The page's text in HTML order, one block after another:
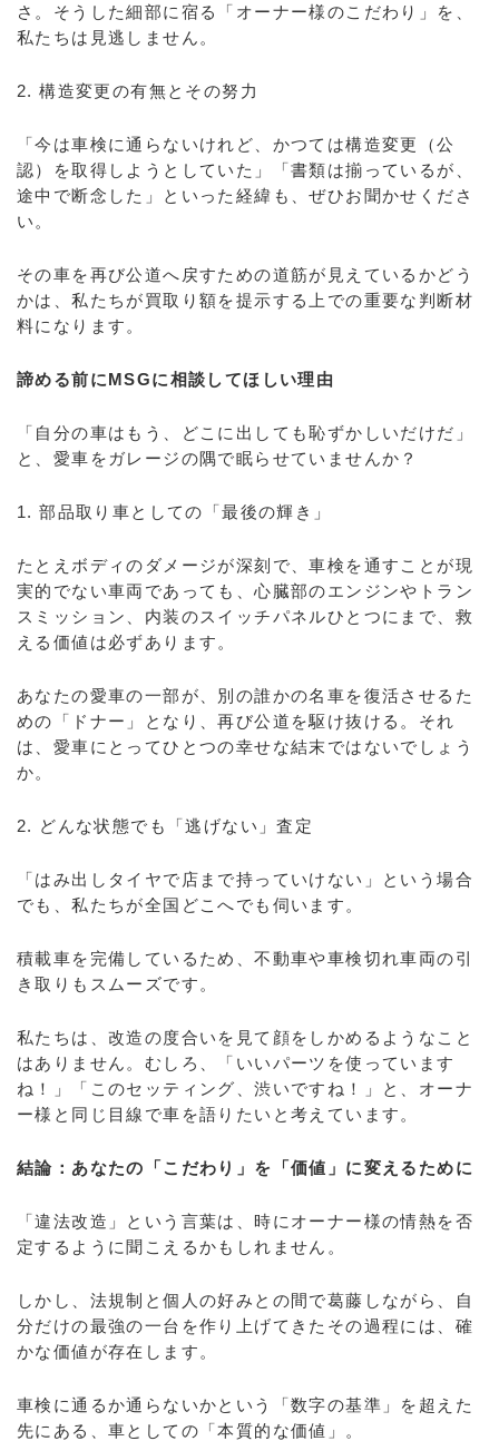
さ。そうした細部に宿る「オーナー様のこだわり」を、
私たちは見逃しません。
2. 構造変更の有無とその努力
「今は車検に通らないけれど、かつては構造変更（公
認）を取得しようとしていた」「書類は揃っているが、
途中で断念した」といった経緯も、ぜひお聞かせくださ
い。
その車を再び公道へ戻すための道筋が見えているかどう
かは、私たちが買取り額を提示する上での重要な判断材
料になります。
諦める前にMSGに相談してほしい理由
「自分の車はもう、どこに出しても恥ずかしいだけだ」
と、愛車をガレージの隅で眠らせていませんか？
1. 部品取り車としての「最後の輝き」
たとえボディのダメージが深刻で、車検を通すことが現
実的でない車両であっても、心臓部のエンジンやトラン
スミッション、内装のスイッチパネルひとつにまで、救
える価値は必ずあります。
あなたの愛車の一部が、別の誰かの名車を復活させるた
めの「ドナー」となり、再び公道を駆け抜ける。それ
は、愛車にとってひとつの幸せな結末ではないでしょう
か。
2. どんな状態でも「逃げない」査定
「はみ出しタイヤで店まで持っていけない」という場合
でも、私たちが全国どこへでも伺います。
積載車を完備しているため、不動車や車検切れ車両の引
き取りもスムーズです。
私たちは、改造の度合いを見て顔をしかめるようなこと
はありません。むしろ、「いいパーツを使っています
ね！」「このセッティング、渋いですね！」と、オーナ
ー様と同じ目線で車を語りたいと考えています。
結論：あなたの「こだわり」を「価値」に変えるために
「違法改造」という言葉は、時にオーナー様の情熱を否
定するように聞こえるかもしれません。
しかし、法規制と個人の好みとの間で葛藤しながら、自
分だけの最強の一台を作り上げてきたその過程には、確
かな価値が存在します。
車検に通るか通らないかという「数字の基準」を超えた
先にある、車としての「本質的な価値」。